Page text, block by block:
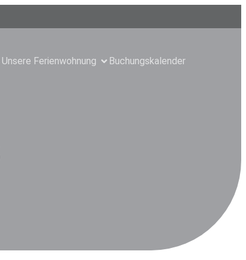
Unsere Ferienwohnung Buchungskalender